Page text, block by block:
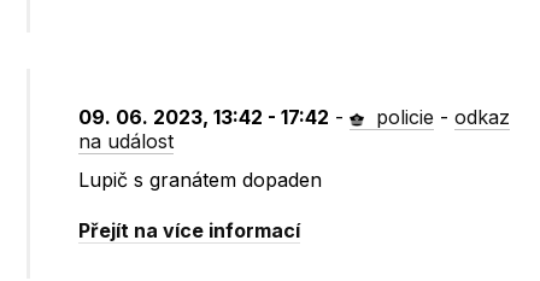
09. 06. 2023, 13:42 - 17:42 - policie -odkaz
na událost
Lupič s granátem dopaden
Přejít na více informací